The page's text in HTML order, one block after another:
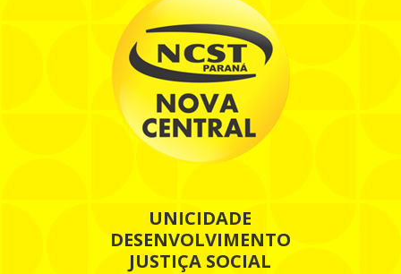
UNICIDADE
DESENVOLVIMENTO
JUSTIÇA SOCIAL